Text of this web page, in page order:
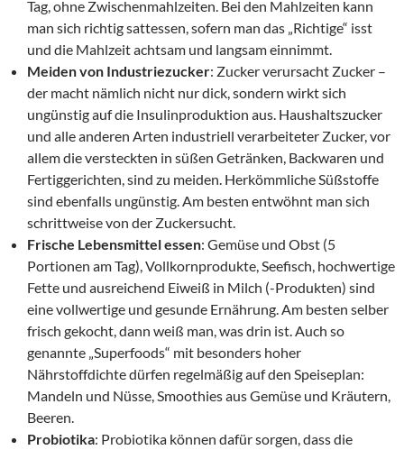
Tag, ohne Zwischenmahlzeiten. Bei den Mahlzeiten kann
man sich richtig sattessen, sofern man das „Richtige“ isst
und die Mahlzeit achtsam und langsam einnimmt.
Meiden von Industriezucker: Zucker verursacht Zucker –
der macht nämlich nicht nur dick, sondern wirkt sich
ungünstig auf die Insulinproduktion aus. Haushaltszucker
und alle anderen Arten industriell verarbeiteter Zucker, vor
allem die versteckten in süßen Getränken, Backwaren und
Fertiggerichten, sind zu meiden. Herkömmliche Süßstoffe
sind ebenfalls ungünstig. Am besten entwöhnt man sich
schrittweise von der Zuckersucht.
Frische Lebensmittel essen: Gemüse und Obst (5
Portionen am Tag), Vollkornprodukte, Seefisch, hochwertige
Fette und ausreichend Eiweiß in Milch (-Produkten) sind
eine vollwertige und gesunde Ernährung. Am besten selber
frisch gekocht, dann weiß man, was drin ist. Auch so
genannte „Superfoods“ mit besonders hoher
Nährstoffdichte dürfen regelmäßig auf den Speiseplan:
Mandeln und Nüsse, Smoothies aus Gemüse und Kräutern,
Beeren.
Probiotika: Probiotika können dafür sorgen, dass die